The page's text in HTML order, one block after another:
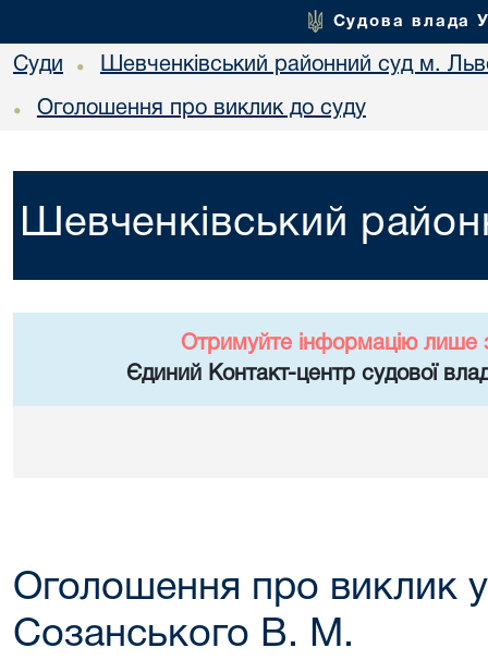
Судова влада
Суди • Шевченківський районний суд м.
• Оголошення про виклик до суду
Шевченківський
Отримуйте інформацію лише
Єдиний Контакт-центр судової
Оголошення про виклик у
Созанського В. М.